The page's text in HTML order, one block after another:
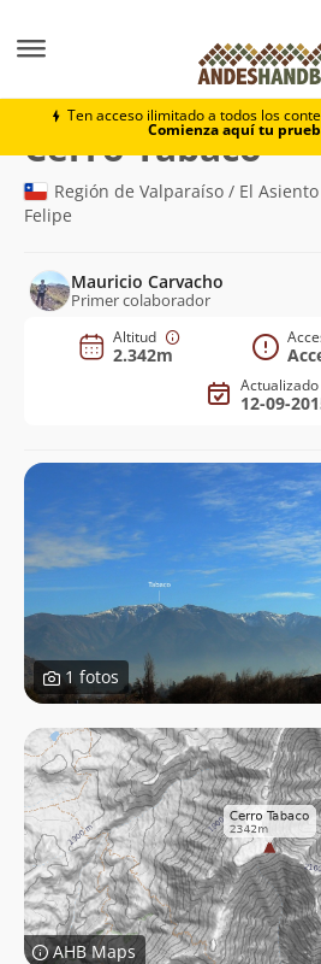
Ten acceso ilimitado a todos los
Comienza aquí tu
Cerro Tabaco
Cerro Tabaco
Región de Valparaíso / El
Felipe
Mauricio Carvacho
Primer colaborador
Altitud
2.342m
Actualizado
12-09-
1 fotos
AHB Maps